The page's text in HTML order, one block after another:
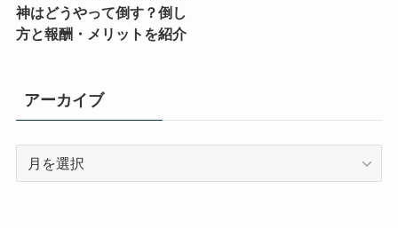
神はどうやって倒す？倒し
方と報酬・メリットを紹介
アーカイブ